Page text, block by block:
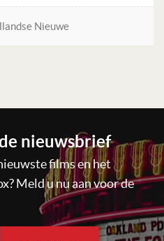
Nieuwe
nieuwsbrief
films en het
Meld u nu aan voor de